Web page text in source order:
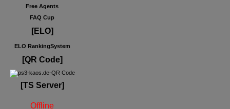
Free Agents
FAQ Cup
[ELO]
ELO RankingSystem
[QR Code]
[TS Server]
Offline